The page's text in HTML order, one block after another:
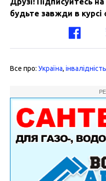
будьте завжди в курсі
Все про: Україна, інвалідність